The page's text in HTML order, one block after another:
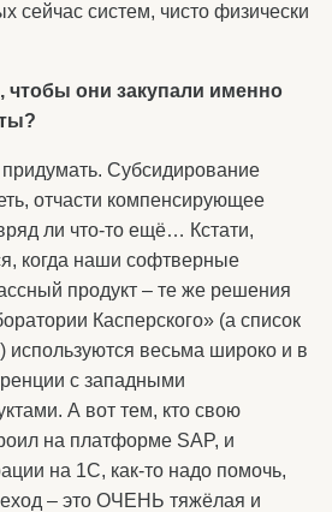
сейчас систем, чисто физически
чтобы они закупали именно
Субсидирование
отчасти компенсирующее
ли что-то ещё… Кстати,
когда наши софтверные
продукт – те же решения
Касперского» (а список
весьма широко и в
с западными
А вот тем, кто свою
на платформе SAP, и
на 1С, как-то надо помочь,
– это ОЧЕНЬ тяжёлая и